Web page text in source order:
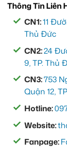
Thông Tin Liên
CN1:11
Thủ Đức
CN2:24
9, TP. Thủ
CN3:753
Quận 12,
Hotline:
Website:
Fanpage: